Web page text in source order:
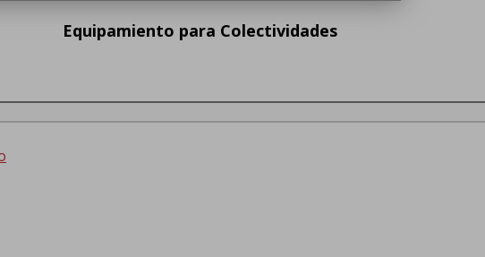
Equipamiento para Colectividades